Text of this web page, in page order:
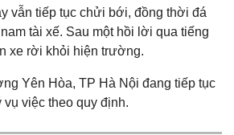
vẫn tiếp tục chửi bới, đồng thời đá
tài xế. Sau một hồi lời qua tiếng
xe rời khỏi hiện trường.
Yên Hòa, TP Hà Nội đang tiếp tục
việc theo quy định.